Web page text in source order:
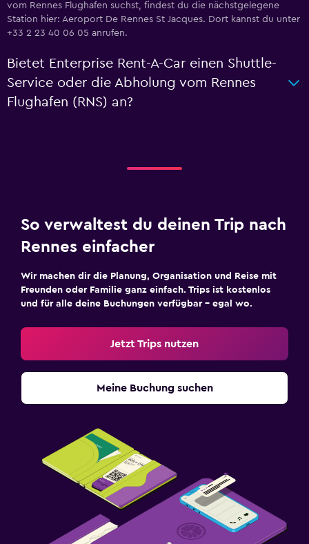
vom Rennes Flughafen suchst, findest du die nächstgelegene
Station hier: Aeroport De Rennes St Jacques. Dort kannst du unter
+33 2 23 40 06 05 anrufen.
Bietet Enterprise Rent-A-Car einen Shuttle-
Service oder die Abholung vom Rennes
Flughafen (RNS) an?
So verwaltest du deinen Trip nach
Rennes einfacher
Wir machen dir die Planung, Organisation und Reise mit
Freunden oder Familie ganz einfach. Trips ist kostenlos
und für alle deine Buchungen verfügbar – egal wo.
Jetzt Trips nutzen
Meine Buchung suchen